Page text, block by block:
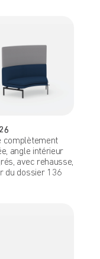
complètement
angle intérieur
avec rehausse,
du dossier 136